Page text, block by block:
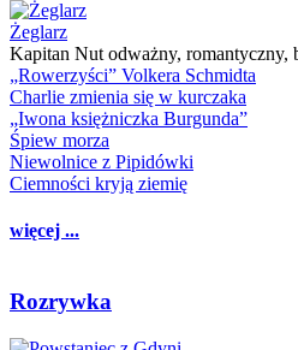
Żeglarz
Kapitan Nut odważny, romantyczny,
„Rowerzyści” Volkera Schmidta
Charlie zmienia się w kurczaka
„Iwona księżniczka Burgunda”
Śpiew morza
Niewolnice z Pipidówki
Ciemności kryją ziemię
więcej ...
Rozrywka